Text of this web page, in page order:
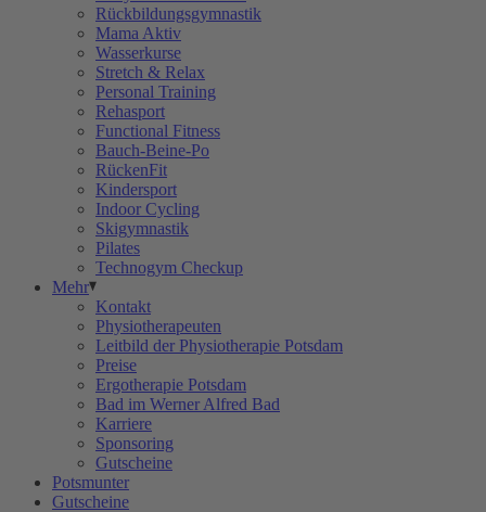
Rückbildungsgymnastik
Mama Aktiv
Wasserkurse
Stretch & Relax
Personal Training
Rehasport
Functional Fitness
Bauch-Beine-Po
RückenFit
Kindersport
Indoor Cycling
Skigymnastik
Pilates
Technogym Checkup
Mehr
Kontakt
Physiotherapeuten
Leitbild der Physiotherapie Potsdam
Preise
Ergotherapie Potsdam
Bad im Werner Alfred Bad
Karriere
Sponsoring
Gutscheine
Potsmunter
Gutscheine